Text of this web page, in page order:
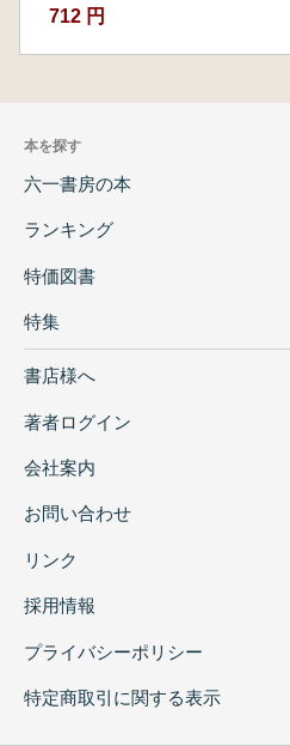
712 円
本を探す
六一書房の本
ランキング
特価図書
特集
書店様へ
著者ログイン
会社案内
お問い合わせ
リンク
採用情報
プライバシーポリシー
特定商取引に関する表示